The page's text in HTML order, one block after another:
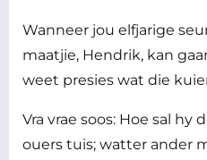
Wanneer jou elfjarige
maatjie, Hendrik, kan
weet presies wat die
Vra vrae soos: Hoe sal hy
ouers tuis; watter ander